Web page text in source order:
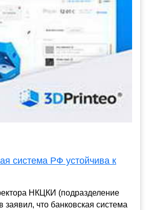
система РФ устойчива к
НКЦКИ (подразделение
что банковская система